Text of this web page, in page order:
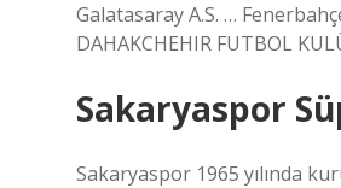
Galatasaray A.S. …
DAHAKCHEHIR FUTBOL
Sakaryaspor
Sakaryaspor 1965 yılında